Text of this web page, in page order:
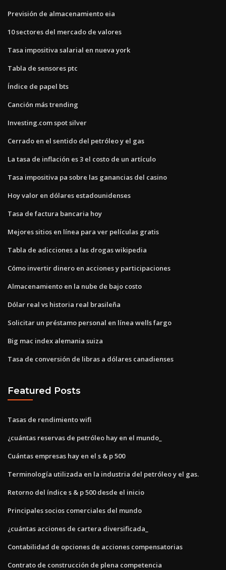
Previsión de almacenamiento eia
10 sectores del mercado de valores
Tasa impositiva salarial en nueva york
Tabla de sensores ptc
Índice de papel bts
Canción más trending
Investing.com spot silver
Cerrado en el sentido del petróleo y el gas
La tasa de inflación es 3 el costo de un artículo
Tasa impositiva pa sobre las ganancias del casino
Hoy valor en dólares estadounidenses
Tasa de factura bancaria hoy
Mejores sitios en línea para ver películas gratis
Tabla de adicciones a las drogas wikipedia
Cómo invertir dinero en acciones y participaciones
Almacenamiento en la nube de bajo costo
Dólar real vs historia real brasileña
Solicitar un préstamo personal en línea wells fargo
Big mac index alemania suiza
Tasa de conversión de libras a dólares canadienses
Featured Posts
Tasas de rendimiento wifi
¿cuántas reservas de petróleo hay en el mundo_
Cuántas empresas hay en el s & p 500
Terminología utilizada en la industria del petróleo y el gas.
Retorno del índice s & p 500 desde el inicio
Principales socios comerciales del mundo
¿cuántas acciones de cartera diversificada_
Contabilidad de opciones de acciones compensatorias
Contrato de construcción de plena competencia